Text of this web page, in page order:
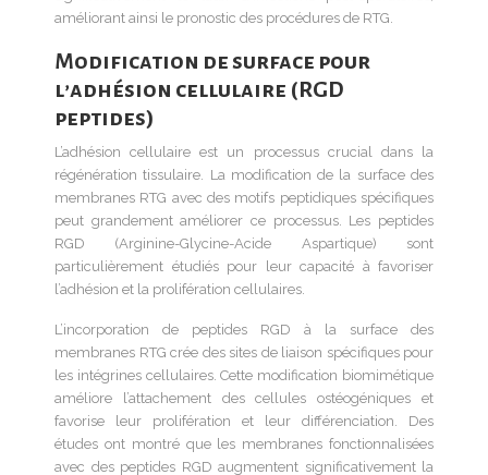
améliorant ainsi le pronostic des procédures de RTG.
Modification de surface pour
l’adhésion cellulaire (RGD
peptides)
L’adhésion cellulaire est un processus crucial dans la
régénération tissulaire. La modification de la surface des
membranes RTG avec des motifs peptidiques spécifiques
peut grandement améliorer ce processus. Les peptides
RGD (Arginine-Glycine-Acide Aspartique) sont
particulièrement étudiés pour leur capacité à favoriser
l’adhésion et la prolifération cellulaires.
L’incorporation de peptides RGD à la surface des
membranes RTG crée des sites de liaison spécifiques pour
les intégrines cellulaires. Cette modification biomimétique
améliore l’attachement des cellules ostéogéniques et
favorise leur prolifération et leur différenciation. Des
études ont montré que les membranes fonctionnalisées
avec des peptides RGD augmentent significativement la